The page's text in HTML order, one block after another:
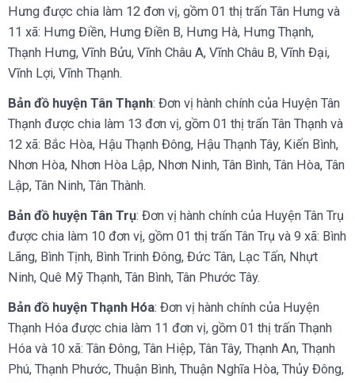
Hưng được chia làm 12 đơn vị, gồm 01 thị trấn Tân Hưng và
11 xã: Hưng Điền, Hưng Điền B, Hưng Hà, Hưng Thạnh,
Thạnh Hưng, Vĩnh Bửu, Vĩnh Châu A, Vĩnh Châu B, Vĩnh Đại,
Vĩnh Lợi, Vĩnh Thạnh.
Bản đồ huyện Tân Thạnh: Đơn vị hành chính của Huyện Tân
Thạnh được chia làm 13 đơn vị, gồm 01 thị trấn Tân Thạnh và
12 xã: Bắc Hòa, Hậu Thạnh Đông, Hậu Thạnh Tây, Kiến Bình,
Nhơn Hòa, Nhơn Hòa Lập, Nhơn Ninh, Tân Bình, Tân Hòa, Tân
Lập, Tân Ninh, Tân Thành.
Bản đồ huyện Tân Trụ: Đơn vị hành chính của Huyện Tân Trụ
được chia làm 10 đơn vị, gồm 01 thị trấn Tân Trụ và 9 xã: Bình
Lãng, Bình Tịnh, Bình Trinh Đông, Đức Tân, Lạc Tấn, Nhựt
Ninh, Quê Mỹ Thạnh, Tân Bình, Tân Phước Tây.
Bản đồ huyện Thạnh Hóa: Đơn vị hành chính của Huyện
Thạnh Hóa được chia làm 11 đơn vị, gồm 01 thị trấn Thạnh
Hóa và 10 xã: Tân Đông, Tân Hiệp, Tân Tây, Thạnh An, Thạnh
Phú, Thạnh Phước, Thuận Bình, Thuận Nghĩa Hòa, Thủy Đông,